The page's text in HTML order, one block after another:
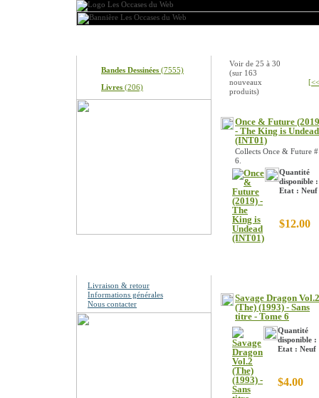
Bandes Dessinées (7555)
Livres (206)
Livraison & retour
Informations générales
Nous contacter
Voir de 25 à 30
(sur 163
nouveaux
produits)
Once & Future
- The King is Undead
(INT01)
Collects Once & Future
6.
Quantité
disponible
Etat : Neuf
$12.00
Savage Dragon Vol.2
(The) (1993) - Sans
titre - Tome 6
Quantité
disponible :
Etat : Neuf
$4.00